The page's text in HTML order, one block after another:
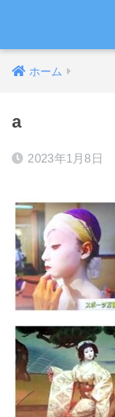
ホーム
a
2023年1月8日